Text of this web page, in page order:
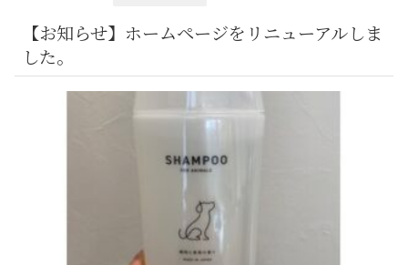
【お知らせ】ホームページをリニューアルしま
した。